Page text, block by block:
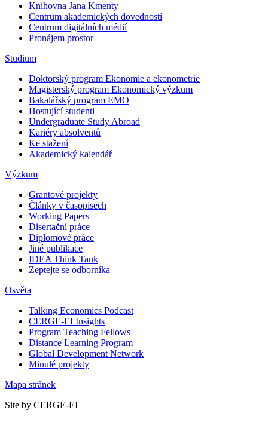
Knihovna Jana Kmenty
Centrum akademických dovedností
Centrum digitálních médií
Pronájem prostor
Studium
Doktorský program Ekonomie a ekonometrie
Magisterský program Ekonomický výzkum
Bakalářský program EMO
Hostující studenti
Undergraduate Study Abroad
Kariéry absolventů
Ke stažení
Akademický kalendář
Výzkum
Grantové projekty
Články v časopisech
Working Papers
Disertační práce
Diplomové práce
Jiné publikace
IDEA Think Tank
Zeptejte se odborníka
Osvěta
Talking Economics Podcast
CERGE-EI Insights
Program Teaching Fellows
Distance Learning Program
Global Development Network
Minulé projekty
Mapa stránek
Site by CERGE-EI